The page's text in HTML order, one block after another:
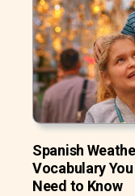
Spanish
Vocabulary You
Need to Know